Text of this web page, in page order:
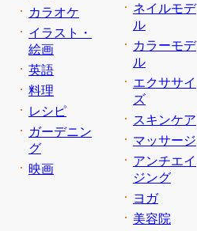
カラオケ
イラスト・
絵画
英語
料理
レシピ
ガーデニン
グ
映画
ネイルモデ
ル
カラーモデ
ル
エクササイ
ズ
スキンケア
マッサージ
アンチエイ
ジング
ヨガ
美容院